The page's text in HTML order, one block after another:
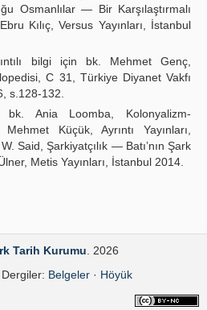
Osmanlılar — Bir Karşılaştırmalı
Kılıç, Versus Yayınları, İstanbul
bilgi için bk. Mehmet Genç,
C 31, Türkiye Diyanet Vakfı
s.128-132.
Ania Loomba, Kolonyalizm-
Küçük, Ayrıntı Yayınları,
Said, Şarkiyatçılık — Batı’nın Şark
Metis Yayınları, İstanbul 2014.
Tarih Kurumu . 2026
Belgeler· Höyük